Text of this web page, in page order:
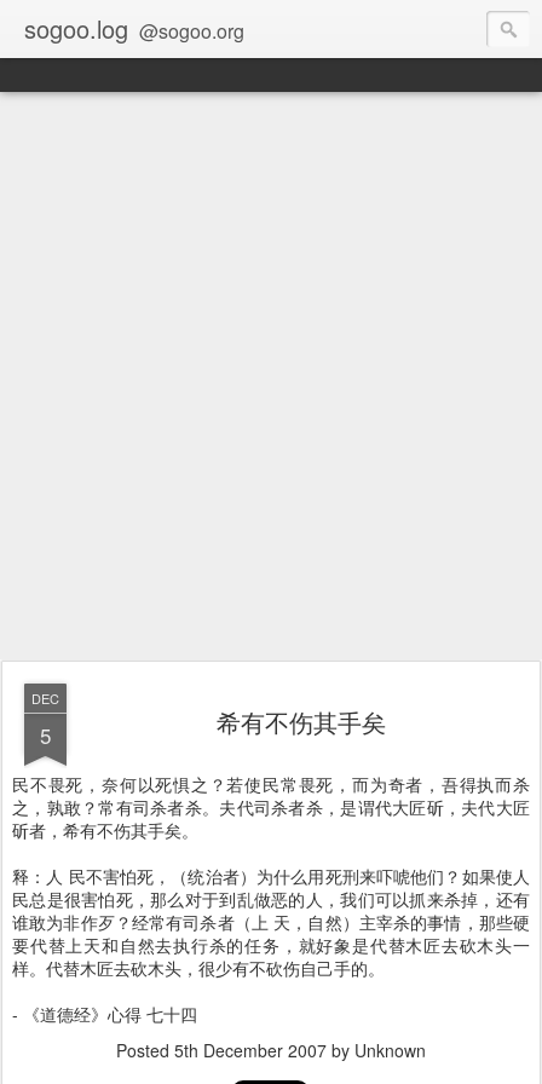
sogoo.log @sogoo.org
DEC
5 希有不伤其手矣
民不畏死，奈何以死惧之？若使民常畏死，而为奇者，吾得执而杀
之，孰敢？常有司杀者杀。夫代司杀者杀，是谓代大匠斫，夫代大匠
斫者，希有不伤其手矣。
释：人 民不害怕死，（统治者）为什么用死刑来吓唬他们？如果使人
民总是很害怕死，那么对于到乱做恶的人，我们可以抓来杀掉，还有
谁敢为非作歹？经常有司杀者（上 天，自然）主宰杀的事情，那些硬
要代替上天和自然去执行杀的任务，就好象是代替木匠去砍木头一
样。代替木匠去砍木头，很少有不砍伤自己手的。
- 《道德经》心得 七十四
Posted 5th December 2007 by Unknown